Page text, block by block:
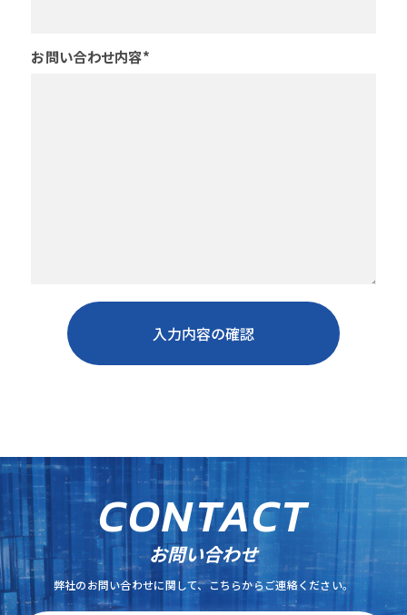
お問い合わせ内容*
CONTACT
お問い合わせ
弊社のお問い合わせに関して、こちらからご連絡ください。